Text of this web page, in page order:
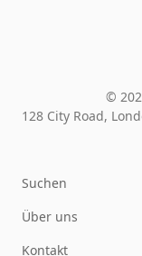
©
128 City Road,
Suchen
Über uns
Kontakt